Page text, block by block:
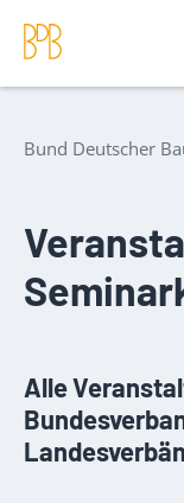
Bund Deutscher
Alle